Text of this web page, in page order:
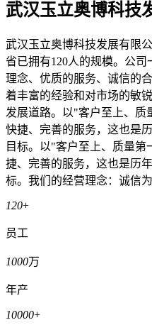
武汉玉立奥博科技
武汉玉立奥博科技发展有限
省已拥有120人的规模。公
理念、优质的服务、诚信的
着丰富的经验和对市场的敏
发展道路。以"客户至上、质
快捷、完善的服务，这也是
目标。以"客户至上、质量
捷、完善的服务，这也是历
标。我们的经营理念：诚信
120+
员工
1000万
年产
10000+